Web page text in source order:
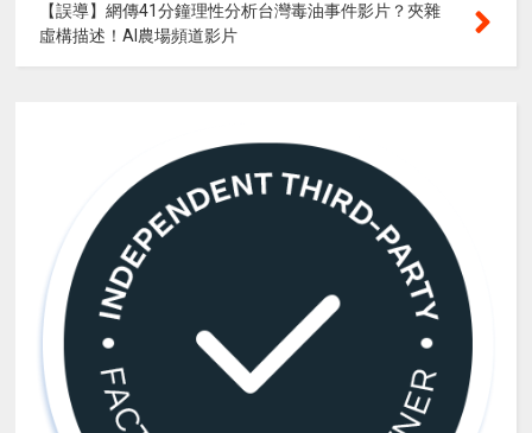
【誤導】網傳41分鐘理性分析台灣毒油事件影片？夾雜
虛構描述！AI農場頻道影片